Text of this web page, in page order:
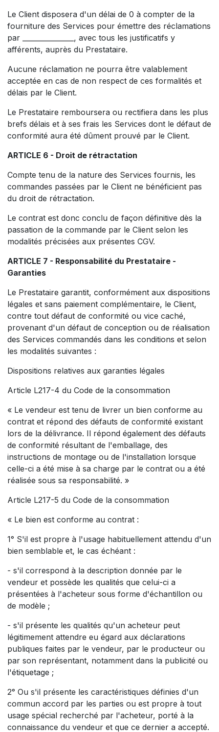
Le Client disposera d'un délai de 0 à compter de la
fourniture des Services pour émettre des réclamations
par _______________, avec tous les justificatifs y
afférents, auprès du Prestataire.
Aucune réclamation ne pourra être valablement
acceptée en cas de non respect de ces formalités et
délais par le Client.
Le Prestataire remboursera ou rectifiera dans les plus
brefs délais et à ses frais les Services dont le défaut de
conformité aura été dûment prouvé par le Client.
ARTICLE 6 - Droit de rétractation
Compte tenu de la nature des Services fournis, les
commandes passées par le Client ne bénéficient pas
du droit de rétractation.
Le contrat est donc conclu de façon définitive dès la
passation de la commande par le Client selon les
modalités précisées aux présentes CGV.
ARTICLE 7 - Responsabilité du Prestataire -
Garanties
Le Prestataire garantit, conformément aux dispositions
légales et sans paiement complémentaire, le Client,
contre tout défaut de conformité ou vice caché,
provenant d'un défaut de conception ou de réalisation
des Services commandés dans les conditions et selon
les modalités suivantes :
Dispositions relatives aux garanties légales
Article L217-4 du Code de la consommation
« Le vendeur est tenu de livrer un bien conforme au
contrat et répond des défauts de conformité existant
lors de la délivrance. Il répond également des défauts
de conformité résultant de l'emballage, des
instructions de montage ou de l'installation lorsque
celle-ci a été mise à sa charge par le contrat ou a été
réalisée sous sa responsabilité. »
Article L217-5 du Code de la consommation
« Le bien est conforme au contrat :
1° S'il est propre à l'usage habituellement attendu d'un
bien semblable et, le cas échéant :
- s'il correspond à la description donnée par le
vendeur et possède les qualités que celui-ci a
présentées à l'acheteur sous forme d'échantillon ou
de modèle ;
- s'il présente les qualités qu'un acheteur peut
légitimement attendre eu égard aux déclarations
publiques faites par le vendeur, par le producteur ou
par son représentant, notamment dans la publicité ou
l'étiquetage ;
2° Ou s'il présente les caractéristiques définies d'un
commun accord par les parties ou est propre à tout
usage spécial recherché par l'acheteur, porté à la
connaissance du vendeur et que ce dernier a accepté.